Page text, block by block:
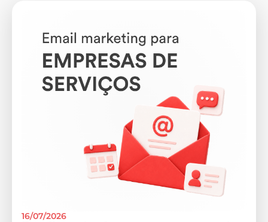
16/07/2026